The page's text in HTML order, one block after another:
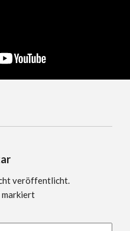
veröffentlicht.
markiert